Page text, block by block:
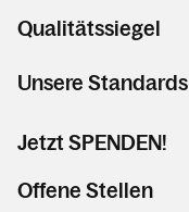
Qualitätssiegel
Unsere Standards
Jetzt SPENDEN!
Offene Stellen